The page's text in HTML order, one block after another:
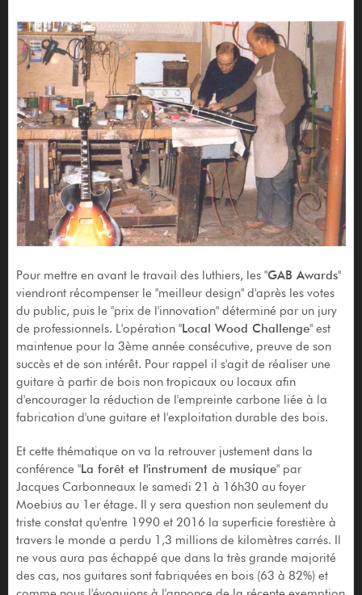
Pour mettre en avant le travail des luthiers, les "GAB Awards"
viendront récompenser le "meilleur design" d'après les votes
du public, puis le "prix de l'innovation" déterminé par un jury
de professionnels. L'opération "Local Wood Challenge" est
maintenue pour la 3ème année consécutive, preuve de son
succès et de son intérêt. Pour rappel il s'agit de réaliser une
guitare à partir de bois non tropicaux ou locaux afin
d'encourager la réduction de l'empreinte carbone liée à la
fabrication d'une guitare et l'exploitation durable des bois.
Et cette thématique on va la retrouver justement dans la
conférence "La forêt et l'instrument de musique" par
Jacques Carbonneaux le samedi 21 à 16h30 au foyer
Moebius au 1er étage. Il y sera question non seulement du
triste constat qu'entre 1990 et 2016 la superficie forestière à
travers le monde a perdu 1,3 millions de kilomètres carrés. Il
ne vous aura pas échappé que dans la très grande majorité
des cas, nos guitares sont fabriquées en bois (63 à 82%) et